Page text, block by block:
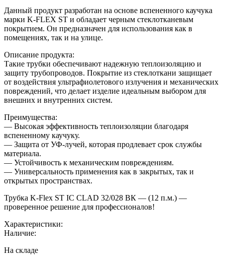
Данный продукт разработан на основе вспененного каучука
марки K-FLEX ST и обладает черным стеклотканевым
покрытием. Он предназначен для использования как в
помещениях, так и на улице.
Описание продукта:
Такие трубки обеспечивают надежную теплоизоляцию и
защиту трубопроводов. Покрытие из стеклоткани защищает
от воздействия ультрафиолетового излучения и механических
повреждений, что делает изделие идеальным выбором для
внешних и внутренних систем.
Преимущества:
— Высокая эффективность теплоизоляции благодаря
вспененному каучуку.
— Защита от УФ-лучей, которая продлевает срок службы
материала.
— Устойчивость к механическим повреждениям.
— Универсальность применения как в закрытых, так и
открытых пространствах.
Трубка K-Flex ST IC CLAD 32/028 ВК — (12 п.м.) —
проверенное решение для профессионалов!
Характеристики:
Наличие:
На складе